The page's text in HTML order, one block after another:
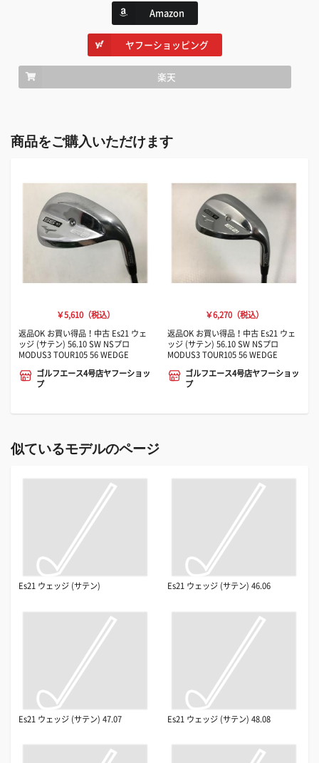
Amazon
ヤフーショッピング
楽天
商品をご購入いただけます
￥5,610（税込）
返品OK お買い得品！中古 Es21 ウェ
ッジ (サテン) 56.10 SW NSプロ
MODUS3 TOUR105 56 WEDGE
ゴルフエース4号店ヤフーショッ
プ
￥6,270（税込）
返品OK お買い得品！中古 Es21 ウェ
ッジ (サテン) 56.10 SW NSプロ
MODUS3 TOUR105 56 WEDGE
ゴルフエース4号店ヤフーショッ
プ
似ているモデルのページ
Es21 ウェッジ (サテン) Es21 ウェッジ (サテン) 46.06
Es21 ウェッジ (サテン) 47.07 Es21 ウェッジ (サテン) 48.08